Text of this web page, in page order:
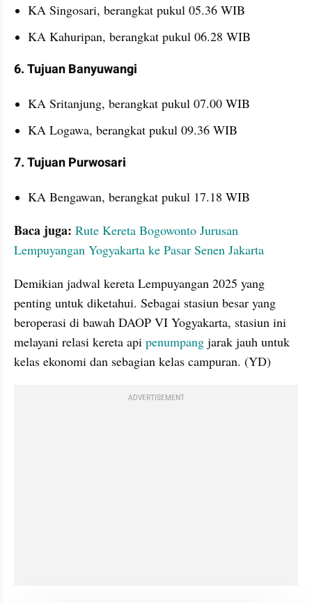
KA Singosari, berangkat pukul 05.36 WIB
KA Kahuripan, berangkat pukul 06.28 WIB
6. Tujuan Banyuwangi
KA Sritanjung, berangkat pukul 07.00 WIB
KA Logawa, berangkat pukul 09.36 WIB
7. Tujuan Purwosari
KA Bengawan, berangkat pukul 17.18 WIB
Baca juga: Rute Kereta Bogowonto Jurusan
Lempuyangan Yogyakarta ke Pasar Senen Jakarta
Demikian jadwal kereta Lempuyangan 2025 yang
penting untuk diketahui. Sebagai stasiun besar yang
beroperasi di bawah DAOP VI Yogyakarta, stasiun ini
melayani relasi kereta api penumpang jarak jauh untuk
kelas ekonomi dan sebagian kelas campuran. (YD)
ADVERTISEMENT